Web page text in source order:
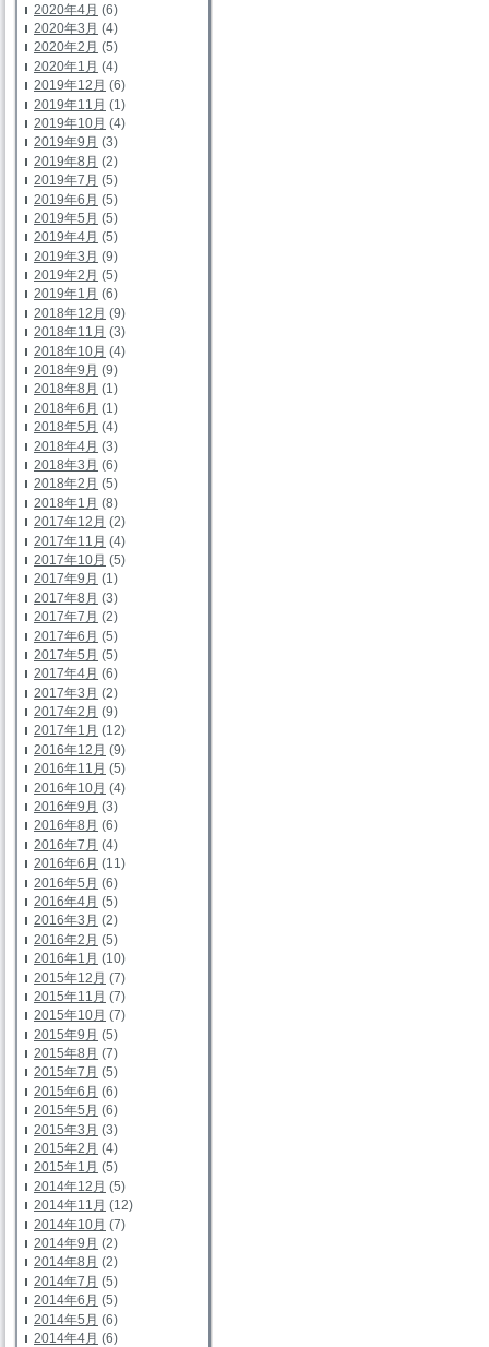
2020年4月 (6)
2020年3月 (4)
2020年2月 (5)
2020年1月 (4)
2019年12月 (6)
2019年11月 (1)
2019年10月 (4)
2019年9月 (3)
2019年8月 (2)
2019年7月 (5)
2019年6月 (5)
2019年5月 (5)
2019年4月 (5)
2019年3月 (9)
2019年2月 (5)
2019年1月 (6)
2018年12月 (9)
2018年11月 (3)
2018年10月 (4)
2018年9月 (9)
2018年8月 (1)
2018年6月 (1)
2018年5月 (4)
2018年4月 (3)
2018年3月 (6)
2018年2月 (5)
2018年1月 (8)
2017年12月 (2)
2017年11月 (4)
2017年10月 (5)
2017年9月 (1)
2017年8月 (3)
2017年7月 (2)
2017年6月 (5)
2017年5月 (5)
2017年4月 (6)
2017年3月 (2)
2017年2月 (9)
2017年1月 (12)
2016年12月 (9)
2016年11月 (5)
2016年10月 (4)
2016年9月 (3)
2016年8月 (6)
2016年7月 (4)
2016年6月 (11)
2016年5月 (6)
2016年4月 (5)
2016年3月 (2)
2016年2月 (5)
2016年1月 (10)
2015年12月 (7)
2015年11月 (7)
2015年10月 (7)
2015年9月 (5)
2015年8月 (7)
2015年7月 (5)
2015年6月 (6)
2015年5月 (6)
2015年3月 (3)
2015年2月 (4)
2015年1月 (5)
2014年12月 (5)
2014年11月 (12)
2014年10月 (7)
2014年9月 (2)
2014年8月 (2)
2014年7月 (5)
2014年6月 (5)
2014年5月 (6)
2014年4月 (6)